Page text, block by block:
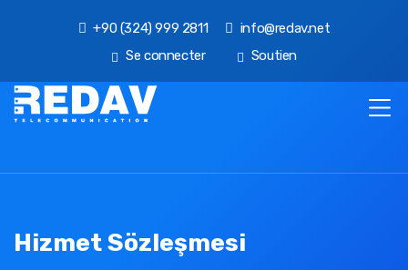
+90 (324) 999 2811
info@redav.net
Se connecter
Soutien
Hizmet Sözleşmesi